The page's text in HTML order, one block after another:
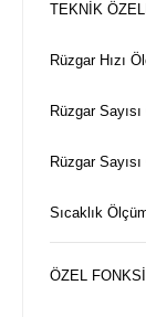
TEKNİK
Rüzgar Hızı
Rüzgar
Rüzgar
Sıcaklık
ÖZEL